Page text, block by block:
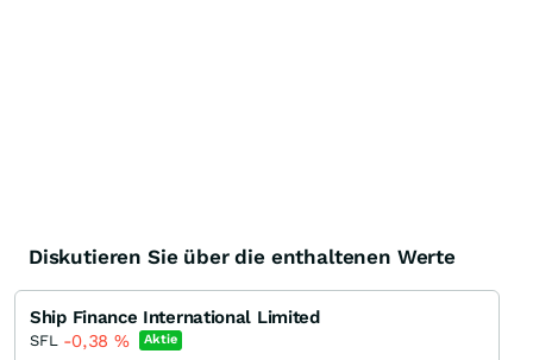
Diskutieren Sie über die enthaltenen Werte
Ship Finance International Limited
SFL -0,38 % Aktie